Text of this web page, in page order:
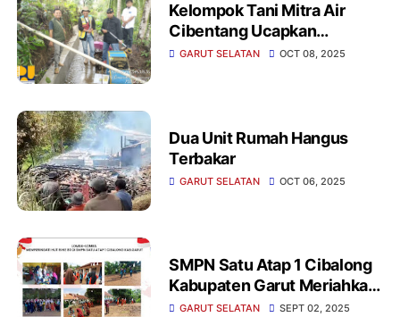
Kelompok Tani Mitra Air
Cibentang Ucapkan
Terimakasih Kepada
GARUT SELATAN OCT 08, 2025
Dua Unit Rumah Hangus
Terbakar
GARUT SELATAN OCT 06, 2025
SMPN Satu Atap 1 Cibalong
Kabupaten Garut Meriahkan
Acara HUT RI ke -80
GARUT SELATAN SEPT 02, 2025